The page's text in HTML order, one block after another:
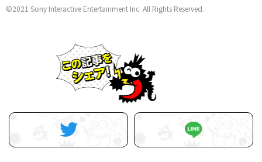
©2021 Sony Interactive Entertainment Inc. All Rights Reserved.